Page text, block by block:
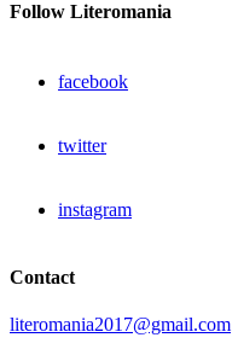
Follow Literomania
facebook
twitter
instagram
Contact
literomania2017@gmail.com